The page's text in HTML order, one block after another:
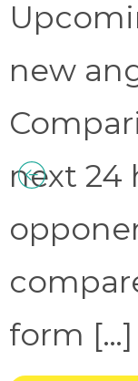
new
next
form […]